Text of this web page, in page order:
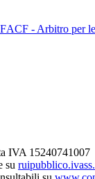
ACF - Arbitro per
IVA 15240741007
su